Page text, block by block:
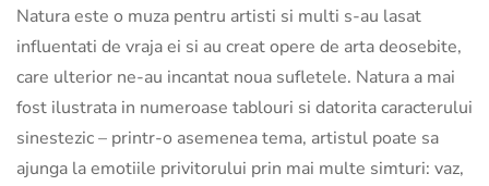
Natura este o muza pentru artisti si multi s-au lasat
influentati de vraja ei si au creat opere de arta deosebite,
care ulterior ne-au incantat noua sufletele. Natura a mai
fost ilustrata in numeroase tablouri si datorita caracterului
sinestezic – printr-o asemenea tema, artistul poate sa
ajunga la emotiile privitorului prin mai multe simturi: vaz,